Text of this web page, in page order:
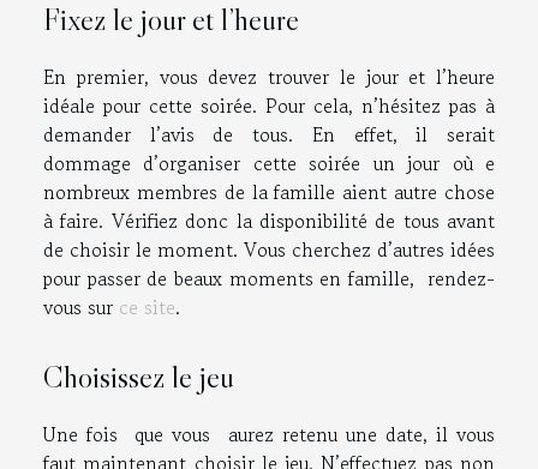
Fixez le jour et l’heure
En premier, vous devez trouver le jour et l’heure
idéale pour cette soirée. Pour cela, n’hésitez pas à
demander l’avis de tous. En effet, il serait
dommage d’organiser cette soirée un jour où e
nombreux membres de la famille aient autre chose
à faire. Vérifiez donc la disponibilité de tous avant
de choisir le moment. Vous cherchez d’autres idées
pour passer de beaux moments en famille, rendez-
vous sur ce site.
Choisissez le jeu
Une fois que vous aurez retenu une date, il vous
faut maintenant choisir le jeu. N’effectuez pas non